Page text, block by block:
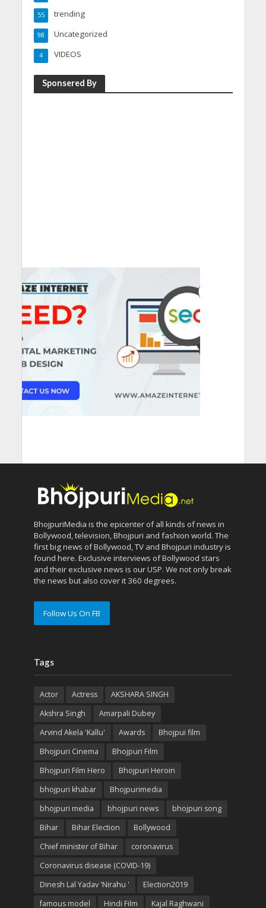
trending
55
Uncategorized
98
VIDEOS
4
Sponsered By
BhojpuriMedia is the epicenter of all kinds of news in
Bollywood, television, Bhojpuri and fashion world. The
first big news of Bollywood, TV and Bhojpuri industry is
found here. Exclusive interviews of Bollywood stars
and their exclusive news is our USP. We not only break
the news but also cover it 360 degrees.
Follow Us On FB
Tags
Actor Actress
AKSHARA SINGH
Akshra Singh
Amarpali Dubey
Arvind Akela 'Kallu'
Awards
Bhojpui film
Bhojpuri Cinema
Bhojpuri Film
Bhojpuri Film Hero
Bhojpuri Heroin
bhojpuri khabar
Bhojpurimedia
bhojpuri media
bhojpuri news
bhojpuri song
Bihar
Bihar Election
Bollywood
Chief minister of Bihar
coronavirus
Coronavirus disease (COVID-19)
Dinesh Lal Yadav 'Nirahu '
Election2019
famous model
Hindi Film Kajal Raghwani